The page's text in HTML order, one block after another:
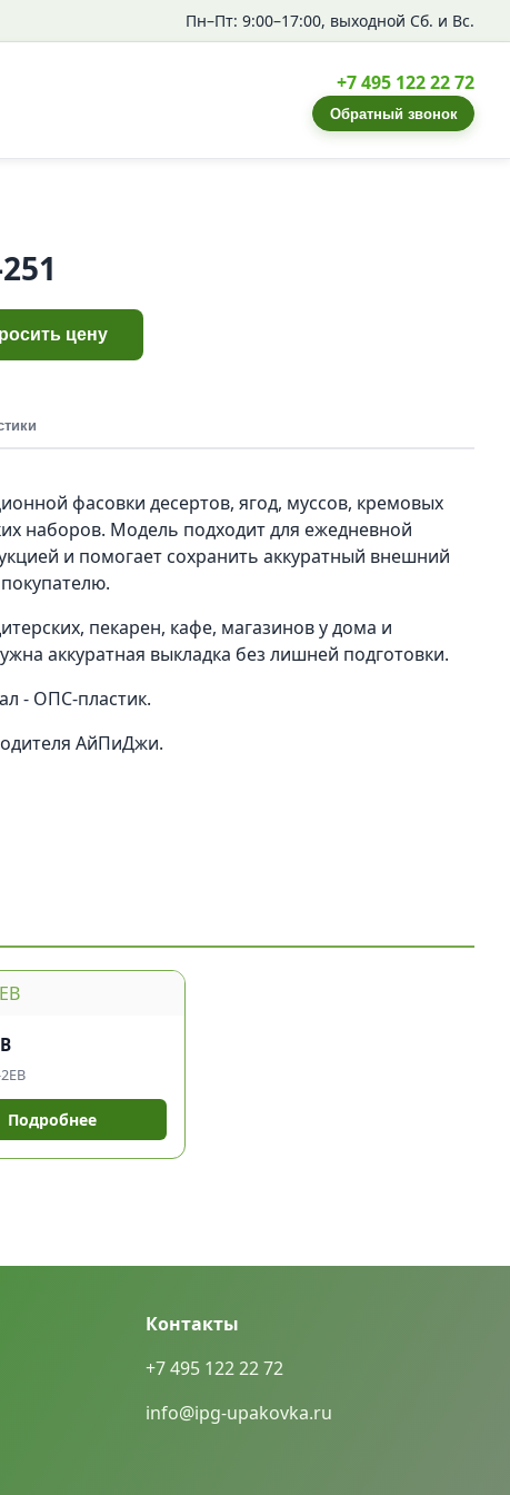
Пн–Пт: 9:00–17:00, выходной Сб. и Вс.
+7 495 122 22 72
Обратный звонок
цену
фасовки десертов, ягод, муссов, кремовых
наборов. Модель подходит для ежедневной
и помогает сохранить аккуратный внешний
пекарен, кафе, магазинов у дома и
аккуратная выкладка без лишней подготовки.
- ОПС-пластик.
АйПиДжи.
Подробнее
Контакты
+7 495 122 22 72
info@ipg-upakovka.ru